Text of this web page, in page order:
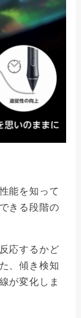
能を知って
きる段階の
応するかど
、傾き検知
が変化しま